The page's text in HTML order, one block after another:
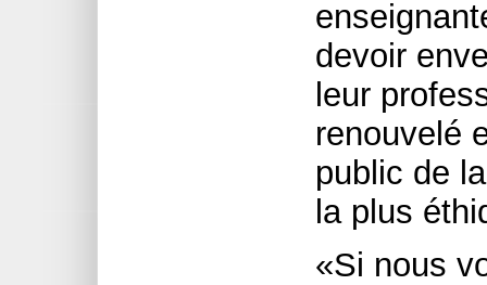
devoir
leur
renouvelé
public de
la plus
«Si nous